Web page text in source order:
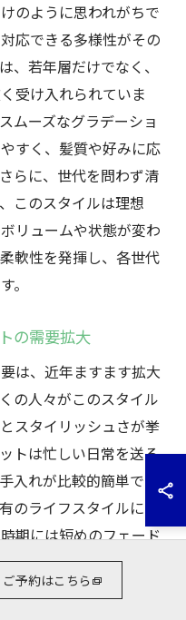
のように思われがちで
応できる多様性がその
、若年層だけでなく、
受け入れられていま
ムーズなグラデーショ
すく、髪質や好みに応
らに、世代を問わず清
このスタイルは理想
リュームや状態が変わ
軟性を発揮し、各世代
。
の需要拡大
は、近年ますます拡大
の人々がこのスタイル
スタイリッシュさが挙
トは忙しい日常を送る
入れが比較的簡単であ
のライフスタイルにも
期には短めのフェード
ます。さらに、群馬県
タイリストが多く、
ご予約はこちら